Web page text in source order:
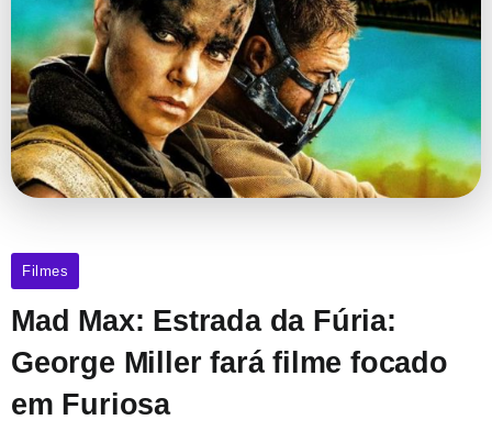
Filmes
Mad Max: Estrada da Fúria:
George Miller fará filme focado
em Furiosa